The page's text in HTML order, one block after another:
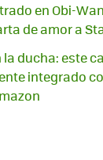
en Obi-
de amor a
la ducha: este
integrado